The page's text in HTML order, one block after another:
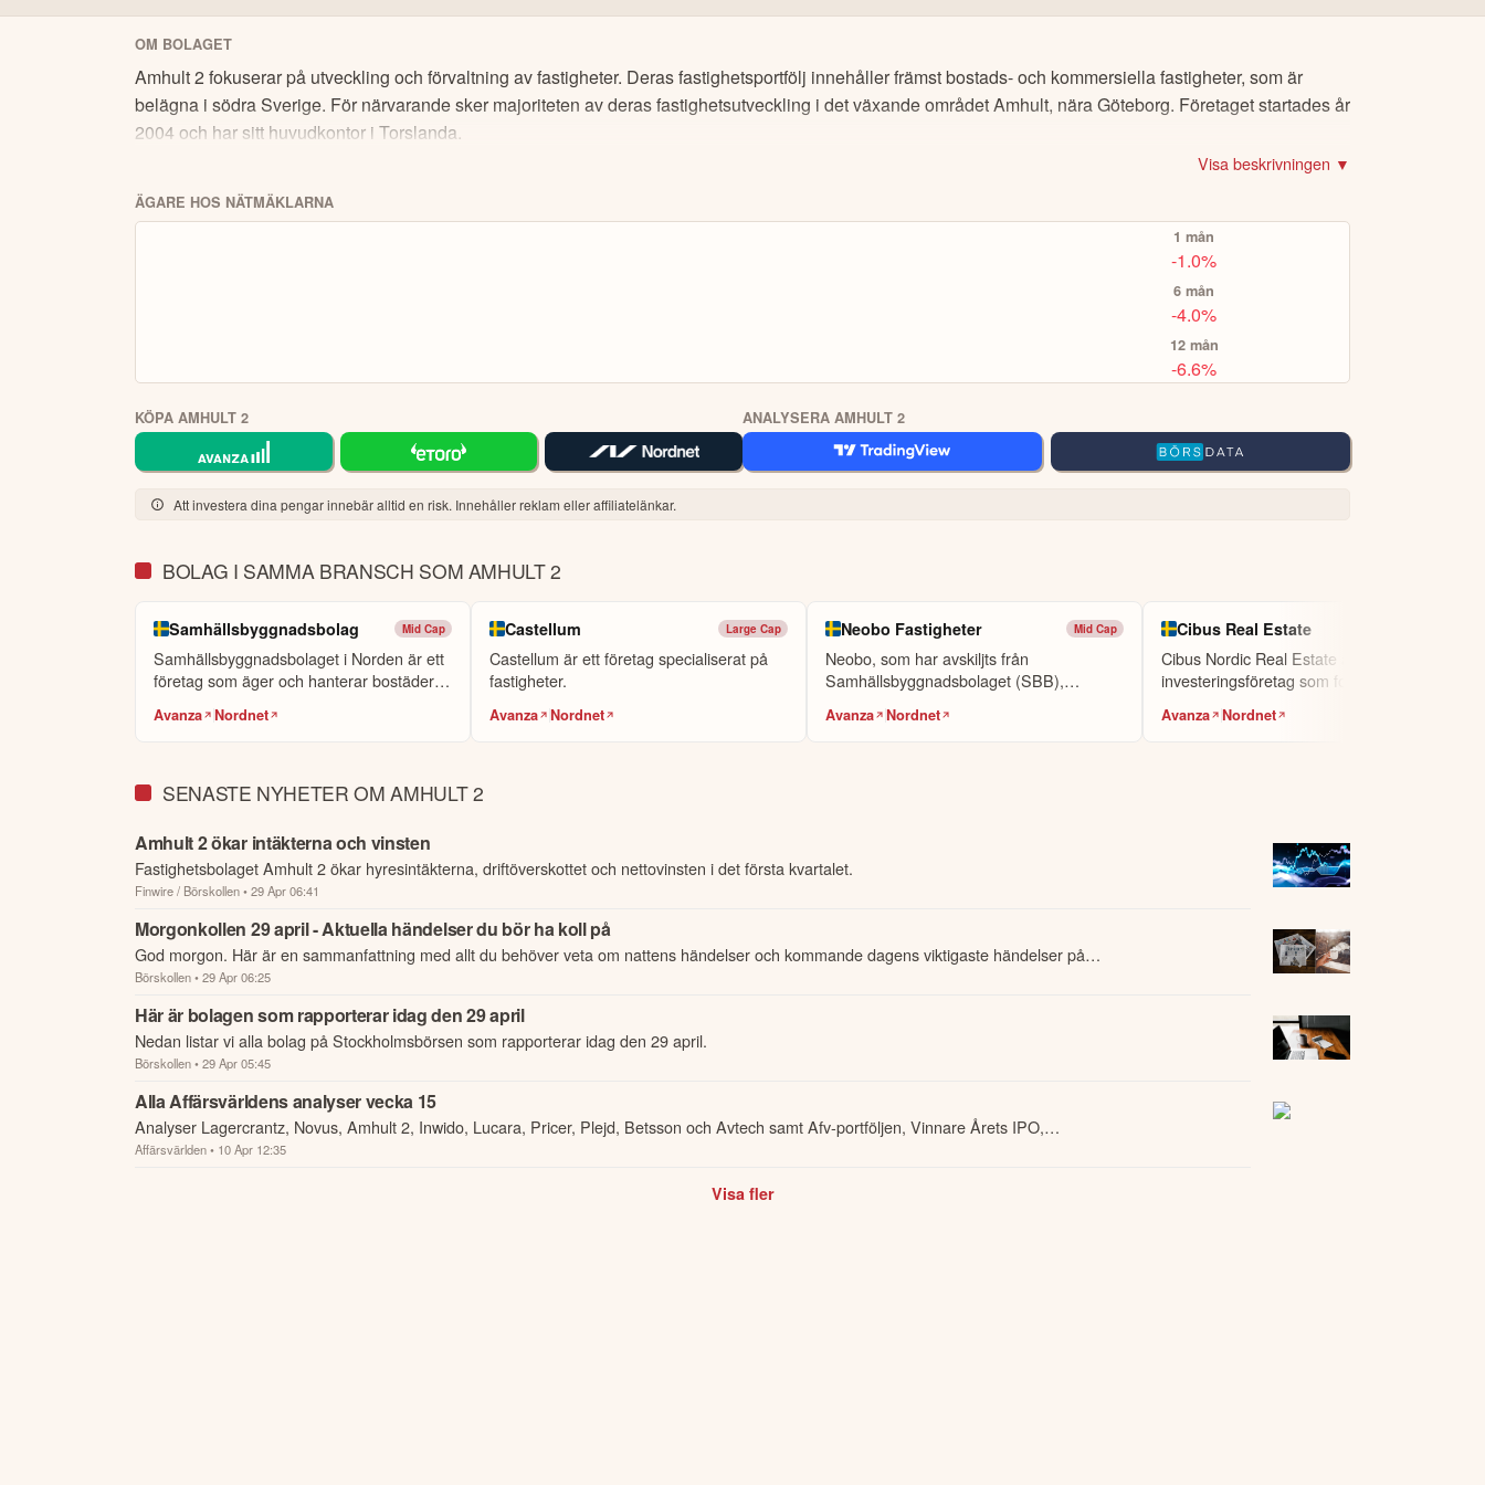
Sätt in pengar.Du kan göra insättningar med de flesta betal- och kreditkorten, via banköverföring (välj Trustly) och PayPal.
Bekanta dig med plattformen.
automatiska investeringar.
Börja handla.Välj bland 7 000 instrument, såväl lokala aktier som globala. Sök fram det instrument du vill handla (t.ex Volvo-aktien eller Bitcoin), om du vill köpa
(gå lång) eller sälja (blanka/gå kort) samt ev. önskad hävstång och ta sen önskad position.
i plattformen och på hemsidan finns mycket information för att utvecklas, däribland utbildningskurser via eToro Academy, nyheter, smidiga verktyg
och ett av världens största sociala investerarforum.
OM BOLAGET
Amhult 2 fokuserar på utveckling och förvaltning av fastigheter. Deras fastighetsportfölj innehåller främst bostads- och kommersiella fastigheter, som är
belägna i södra Sverige. För närvarande sker majoriteten av deras fastighetsutveckling i det växande området Amhult, nära Göteborg. Företaget startades år
2004 och har sitt huvudkontor i Torslanda.
Visa beskrivningen ▼
ÄGARE HOS NÄTMÄKLARNA
1 mån
-1.0%
6 mån
-4.0%
12 mån
-6.6%
KÖPA AMHULT 2 ANALYSERA AMHULT 2
Att investera dina pengar innebär alltid en risk. Innehåller reklam eller affiliatelänkar.
BOLAG I SAMMA BRANSCH SOM AMHULT 2
Samhällsbyggnadsbolag Mid Cap
Samhällsbyggnadsbolaget i Norden är ett
företag som äger och hanterar bostäder
Avanza Nordnet
Castellum Large Cap
Castellum är ett företag specialiserat på
fastigheter.
Avanza Nordnet
Neobo Fastigheter Mid Cap
Neobo, som har avskiljts från
Samhällsbyggnadsbolaget (SBB),
Avanza Nordnet
Cibus Real Estate
Cibus Nordic Real Estate är ett
investeringsföretag som fokuserar på
Avanza Nordnet
SENASTE NYHETER OM AMHULT 2
Amhult 2 ökar intäkterna och vinsten
Fastighetsbolaget Amhult 2 ökar hyresintäkterna, driftöverskottet och nettovinsten i det första kvartalet.
Finwire / Börskollen• 29 Apr 06:41
Morgonkollen 29 april - Aktuella händelser du bör ha koll på
God morgon. Här är en sammanfattning med allt du behöver veta om nattens händelser och kommande dagens viktigaste händelser på
börsen.
Börskollen• 29 Apr 06:25
Här är bolagen som rapporterar idag den 29 april
Nedan listar vi alla bolag på Stockholmsbörsen som rapporterar idag den 29 april.
Börskollen• 29 Apr 05:45
Alla Affärsvärldens analyser vecka 15
Analyser Lagercrantz, Novus, Amhult 2, Inwido, Lucara, Pricer, Plejd, Betsson och Avtech samt Afv-portföljen, Vinnare Årets IPO,
Påskaktier,...
Affärsvärlden• 10 Apr 12:35
Visa fler